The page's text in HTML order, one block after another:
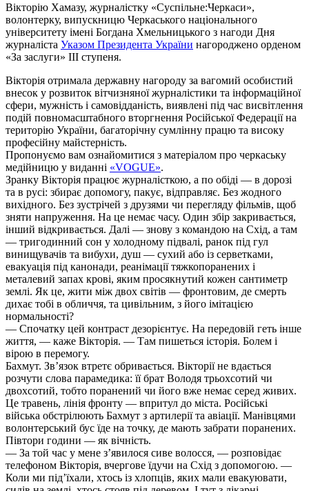
Вікторію Хамазу, журналістку «Суспільне:Черкаси»,
волонтерку, випускницю Черкаського національного
університету імені Богдана Хмельницького з нагоди Дня
журналіста Указом Президента України нагороджено орденом
«За заслуги» ІІІ ступеня.
Вікторія отримала державну нагороду за вагомий особистий
внесок у розвиток вітчизняної журналістики та інформаційної
сфери, мужність і самовідданість, виявлені під час висвітлення
подій повномасштабного вторгнення Російської Федерації на
територію України, багаторічну сумлінну працю та високу
професійну майстерність.
Пропонуємо вам ознайомитися з матеріалом про черкаську
медійницю у виданні «VOGUE».
Зранку Вікторія працює журналісткою, а по обіді — в дорозі
та в русі: збирає допомогу, пакує, відправляє. Без жодного
вихідного. Без зустрічей з друзями чи перегляду фільмів, щоб
зняти напруження. На це немає часу. Один збір закривається,
інший відкривається. Далі — знову з командою на Схід, а там
— тригодинний сон у холодному підвалі, ранок під гул
винищувачів та вибухи, душ — сухий або із серветками,
евакуація під канонади, реанімації тяжкопоранених і
металевий запах крові, яким просякнутий кожен сантиметр
землі. Як це, жити між двох світів — фронтовим, де смерть
дихає тобі в обличчя, та цивільним, з його імітацією
нормальності?
— Спочатку цей контраст дезорієнтує. На передовій геть інше
життя, — каже Вікторія. — Там пишеться історія. Болем і
вірою в перемогу.
Бахмут. Зв’язок втретє обривається. Вікторії не вдається
розчути слова парамедика: її брат Володя трьохсотий чи
двохсотий, тобто поранений чи його вже немає серед живих.
Це травень, лінія фронту — впритул до міста. Російські
війська обстрілюють Бахмут з артилерії та авіації. Манівцями
волонтерський бус їде на точку, де мають забрати поранених.
Півтори години — як вічність.
— За той час у мене з’явилося сиве волосся, — розповідає
телефоном Вікторія, вчергове їдучи на Схід з допомогою. —
Коли ми під’їхали, хтось із хлопців, яких мали евакуювати,